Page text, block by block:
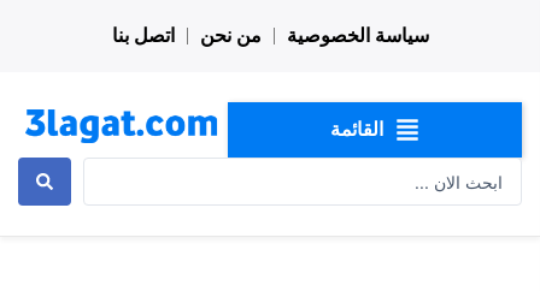
سياسة الخصوصية من نحن اتصل بنا
القائمة